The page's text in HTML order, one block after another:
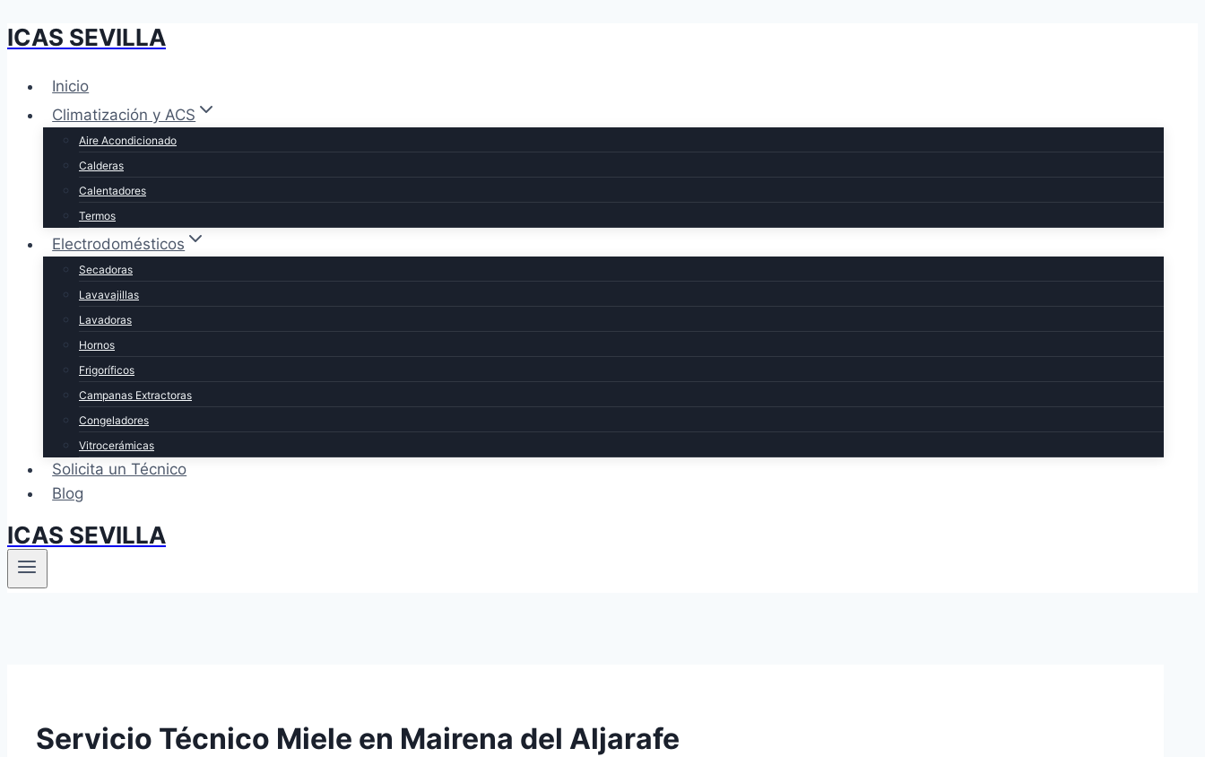
Saltar
contenido
ICAS SEVILLA
Inicio
Climatización y ACS
Aire Acondicionado
Calderas
Calentadores
Termos
Electrodomésticos
Secadoras
Lavavajillas
Lavadoras
Hornos
Frigoríficos
Campanas Extractoras
Congeladores
Vitrocerámicas
Solicita un Técnico
Blog
ICAS SEVILLA
Servicio Técnico Miele en Mairena del Aljarafe